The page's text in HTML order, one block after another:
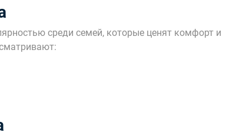
среди семей, которые ценят комфорт и